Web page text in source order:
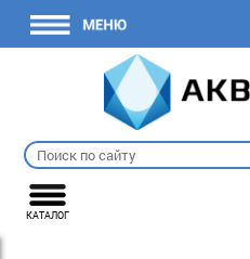
КАТАЛОГ